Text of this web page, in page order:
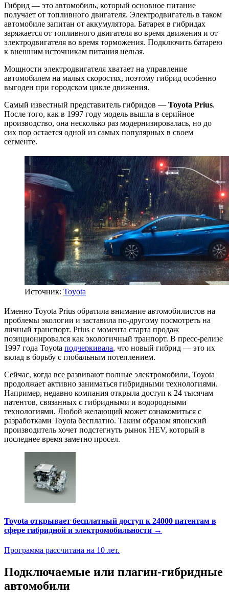
Гибрид — это автомобиль, который основное питание
получает от топливного двигателя. Электродвигатель в таком
автомобиле запитан от аккумулятора. Батарея в гибридах
заряжается от топливного двигателя во время движения и от
электродвигателя во время торможения. Подключить батарею
к внешним источникам питания нельзя.
Мощности электродвигателя хватает на управление
автомобилем на малых скоростях, поэтому гибрид особенно
выгоден при городском цикле движения.
Самый известный представитель гибридов — Toyota Prius.
После того, как в 1997 году модель вышла в серийное
производство, она несколько раз модернизировалась, но до
сих пор остается одной из самых популярных в своем
сегменте.
Источник: Toyota
Именно Toyota Prius обратила внимание автомобилистов на
проблемы экологии и заставила по-другому посмотреть на
личный транспорт. Prius с момента старта продаж
позиционировался как экологичный транпорт. В пресс-релизе
1997 года Toyota подчеркивала, что новый гибрид — это их
вклад в борьбу с глобальным потеплением.
Сейчас, когда все развивают полные электромобили, Toyota
продолжает активно заниматься гибридными технологиями.
Например, недавно компания открыла доступ к 24 тысячам
патентов, связанных с гибридными и водородными
технологиями. Любой желающий может ознакомиться с
разработками Toyota бесплатно. Таким образом японский
производитель хочет подстегнуть рынок HEV, который в
последнее время заметно просел.
Toyota открывает бесплатный доступ к 24000 патентам в
сфере гибридной и электромобильности →
Программа рассчитана на 10 лет.
Подключаемые или плагин-гибридные
автомобили